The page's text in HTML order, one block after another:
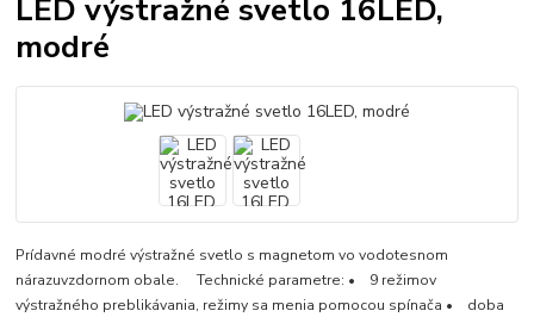
LED výstražné svetlo 16LED,
modré
Prídavné modré výstražné svetlo s magnetom vo vodotesnom
nárazuvzdornom obale. Technické parametre: • 9 režimov
výstražného preblikávania, režimy sa menia pomocou spínača • doba